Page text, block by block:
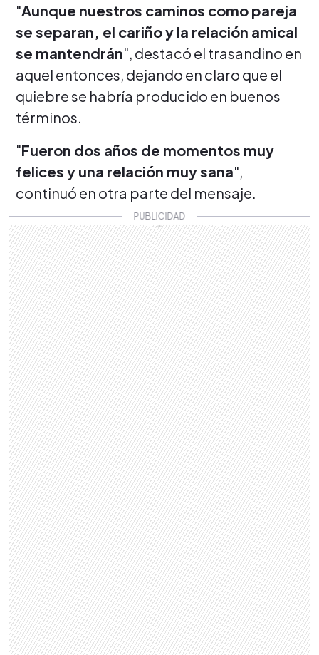
"Aunque nuestros caminos como pareja
se separan, el cariño y la relación amical
se mantendrán", destacó el trasandino en
aquel entonces, dejando en claro que el
quiebre se habría producido en buenos
términos.
"Fueron dos años de momentos muy
felices y una relación muy sana",
continuó en otra parte del mensaje.